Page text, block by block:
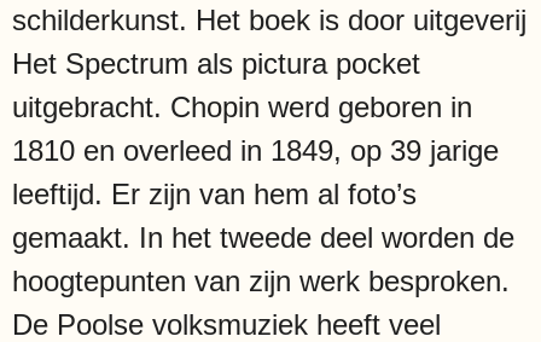
schilderkunst. Het boek is door uitgeverij
Het Spectrum als pictura pocket
uitgebracht. Chopin werd geboren in
1810 en overleed in 1849, op 39 jarige
leeftijd. Er zijn van hem al foto’s
gemaakt. In het tweede deel worden de
hoogtepunten van zijn werk besproken.
De Poolse volksmuziek heeft veel